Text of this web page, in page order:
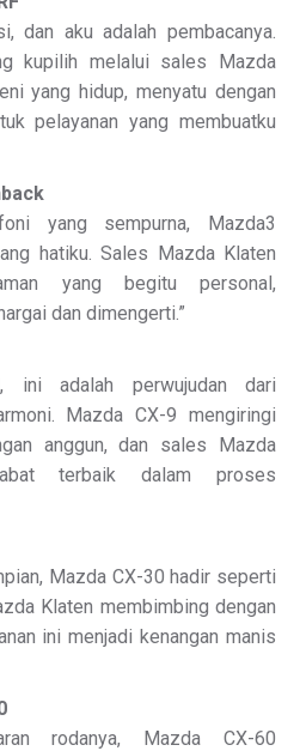
dan aku adalah pembacanya.
kupilih melalui sales Mazda
yang hidup, menyatu dengan
pelayanan yang membuatku
yang sempurna, Mazda3
hatiku. Sales Mazda Klaten
yang begitu personal,
dan dimengerti.”
ini adalah perwujudan dari
Mazda CX-9 mengiringi
anggun, dan sales Mazda
terbaik dalam proses
Mazda CX-30 hadir seperti
Klaten membimbing dengan
ini menjadi kenangan manis
rodanya, Mazda CX-60